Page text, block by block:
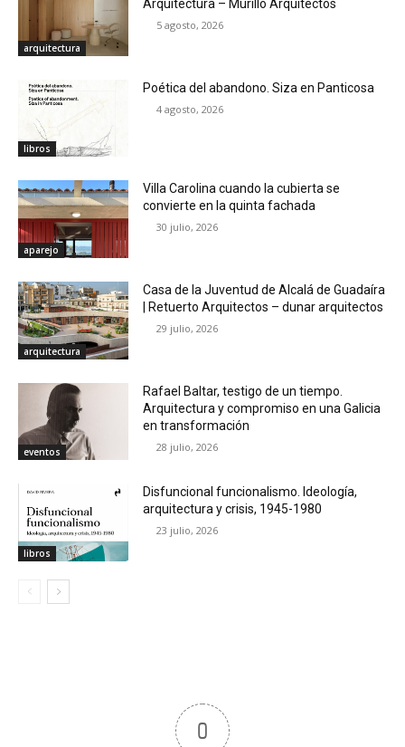
arquitectura
Arquitectura – Murillo Arquitectos
5 agosto, 2026
libros
Poética del abandono. Siza en Panticosa
4 agosto, 2026
aparejo
Villa Carolina cuando la cubierta se
convierte en la quinta fachada
30 julio, 2026
arquitectura
Casa de la Juventud de Alcalá de Guadaíra
| Retuerto Arquitectos – dunar arquitectos
29 julio, 2026
eventos
Rafael Baltar, testigo de un tiempo.
Arquitectura y compromiso en una Galicia
en transformación
28 julio, 2026
libros
Disfuncional funcionalismo. Ideología,
arquitectura y crisis, 1945-1980
23 julio, 2026
0